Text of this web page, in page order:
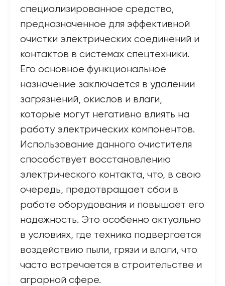
специализированное средство,
предназначенное для эффективной
очистки электрических соединений и
контактов в системах спецтехники.
Его основное функциональное
назначение заключается в удалении
загрязнений, окислов и влаги,
которые могут негативно влиять на
работу электрических компонентов.
Использование данного очистителя
способствует восстановлению
электрического контакта, что, в свою
очередь, предотвращает сбои в
работе оборудования и повышает его
надежность. Это особенно актуально
в условиях, где техника подвергается
воздействию пыли, грязи и влаги, что
часто встречается в строительстве и
аграрной сфере.